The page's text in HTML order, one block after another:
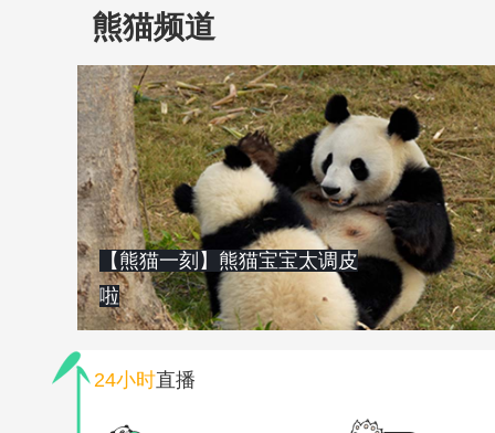
熊猫频道
【熊猫一刻】熊猫宝宝太调皮
啦
24小时直播